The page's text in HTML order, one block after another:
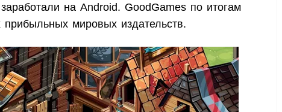
на Android. GoodGames по итогам
мировых издательств.